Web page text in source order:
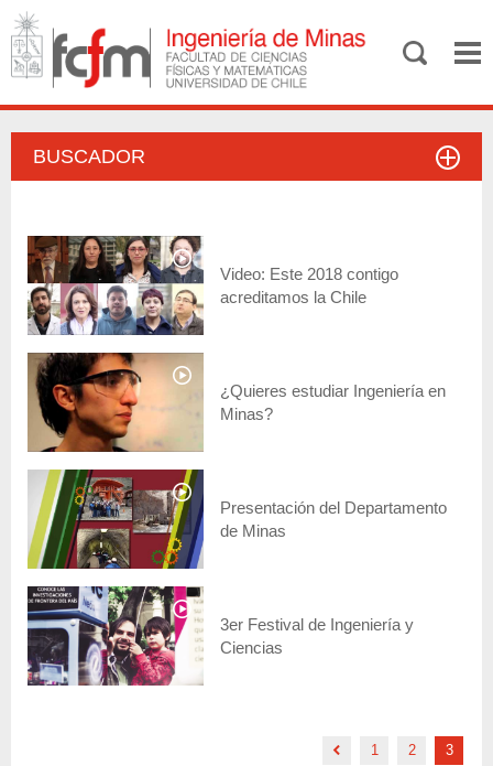
BUSCADOR
Video: Este 2018 contigo
acreditamos la Chile
¿Quieres estudiar Ingeniería en
Minas?
Presentación del Departamento
de Minas
3er Festival de Ingeniería y
Ciencias
1 2 3